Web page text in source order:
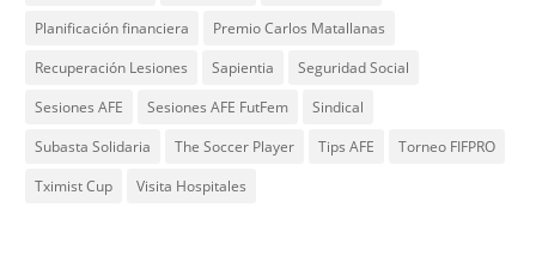
Planificación financiera
Premio Carlos Matallanas
Recuperación Lesiones
Sapientia
Seguridad Social
Sesiones AFE
Sesiones AFE FutFem
Sindical
Subasta Solidaria
The Soccer Player Tips AFE
Torneo FIFPRO
Tximist Cup
Visita Hospitales